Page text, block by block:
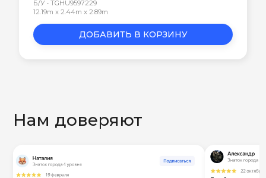
Б/У • TGHU9597229
12.19m x 2.44m x 2.89m
ДОБАВИТЬ В КОРЗИНУ
Нам доверяют